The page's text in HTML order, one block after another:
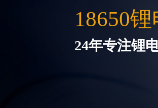
18650
24年专注锂